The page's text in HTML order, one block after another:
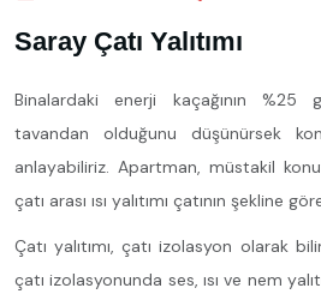
Saray Çatı Yalıtımı
Binalardaki enerji kaçağının %25
tavandan olduğunu düşünürsek
anlayabiliriz. Apartman, müstakil
çatı arası ısı yalıtımı çatının şekline
Çatı yalıtımı, çatı izolasyon olarak
çatı izolasyonunda ses, ısı ve nem